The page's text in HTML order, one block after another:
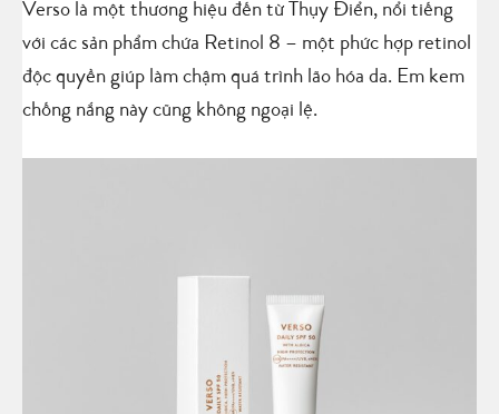
Verso là một thương hiệu đến từ Thụy Điển, nổi tiếng
với các sản phẩm chứa Retinol 8 – một phức hợp retinol
độc quyền giúp làm chậm quá trình lão hóa da. Em kem
chống nắng này cũng không ngoại lệ.